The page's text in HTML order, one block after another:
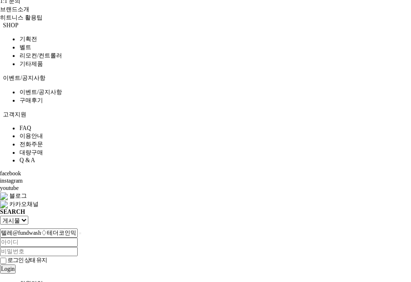
브랜드소개
히트니스 활용팁
SHOP
기획전
벨트
리모컨/컨트롤러
기타제품
이벤트/공지사항
이벤트/공지사항
구매후기
고객지원
FAQ
이용안내
전화주문
대량구매
Q & A
facebook
instagram
youtube
블로그
카카오채널
SEARCH
로그인 상태 유지
Login